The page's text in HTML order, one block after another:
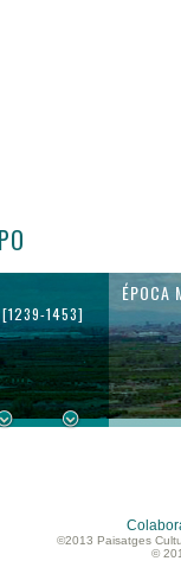
1453]
ÉPOCA
©2013 Paisatges
©